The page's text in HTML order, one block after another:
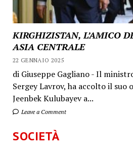
KIRGHIZISTAN, L’AMICO
ASIA CENTRALE
22 GENNAIO 2025
di Giuseppe Gagliano - Il
Sergey Lavrov, ha accolto il suo
Jeenbek Kulubayev a...
Leave a Comment
SOCIETÀ